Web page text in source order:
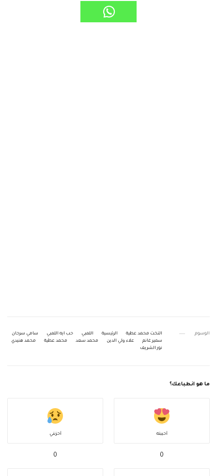
الوسوم التخت محمد عطية الرئيسية اللمبي حب ايه اللمبي
سامي سرحان
سمير غانم
علاء ولي الدين محمد سعد محمد عطية
محمد هنيدي
نور الشريف
ما هو انطباعك؟
أحببته
0
أحزنني
0